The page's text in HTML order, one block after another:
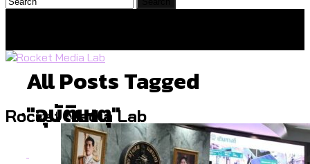
Rocket Media Lab
Politics
All Posts Tagged
"อุบัติเหตุ"